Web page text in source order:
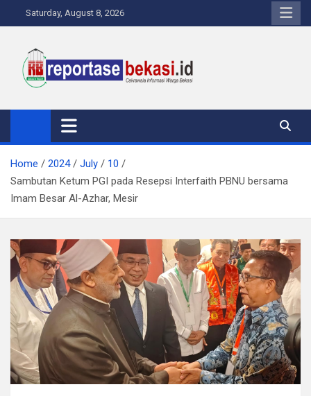
to
Saturday, August 8, 2026
Reportase Bekasi
Cakrawala Informasi Warga Bekasi
Home 2024 July
10
Sambutan Ketum PGI pada Resepsi Interfaith PBNU bersama
Imam Besar Al-Azhar, Mesir